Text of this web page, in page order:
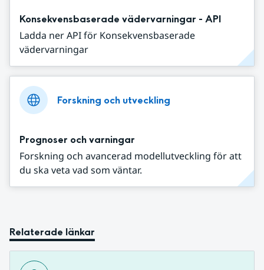
Konsekvensbaserade vädervarningar - API
Ladda ner API för Konsekvensbaserade
vädervarningar
Forskning och utveckling
Prognoser och varningar
Forskning och avancerad modellutveckling för att
du ska veta vad som väntar.
Relaterade länkar